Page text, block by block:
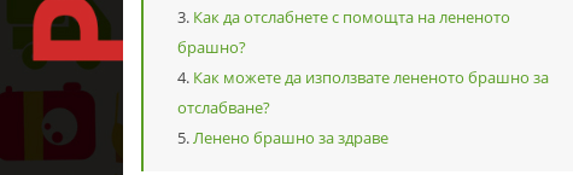
Как да отслабнете с помощта на лененото
брашно?
Как можете да използвате лененото брашно за
отслабване?
Ленено брашно за здраве